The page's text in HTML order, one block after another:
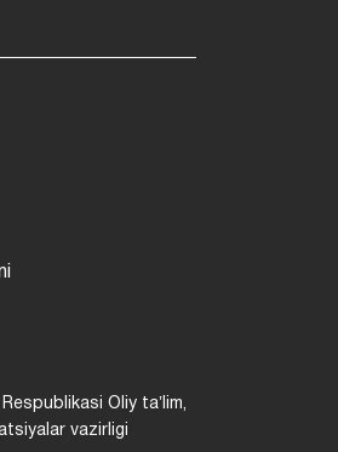
Oliy taʼlim,
vazirligi